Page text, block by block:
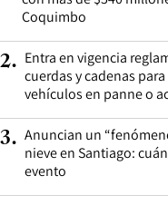
Coquimbo
2. Entra en vigencia
cuerdas y cadenas
vehículos en panne o
3. Anuncian un
nieve en Santiago:
evento